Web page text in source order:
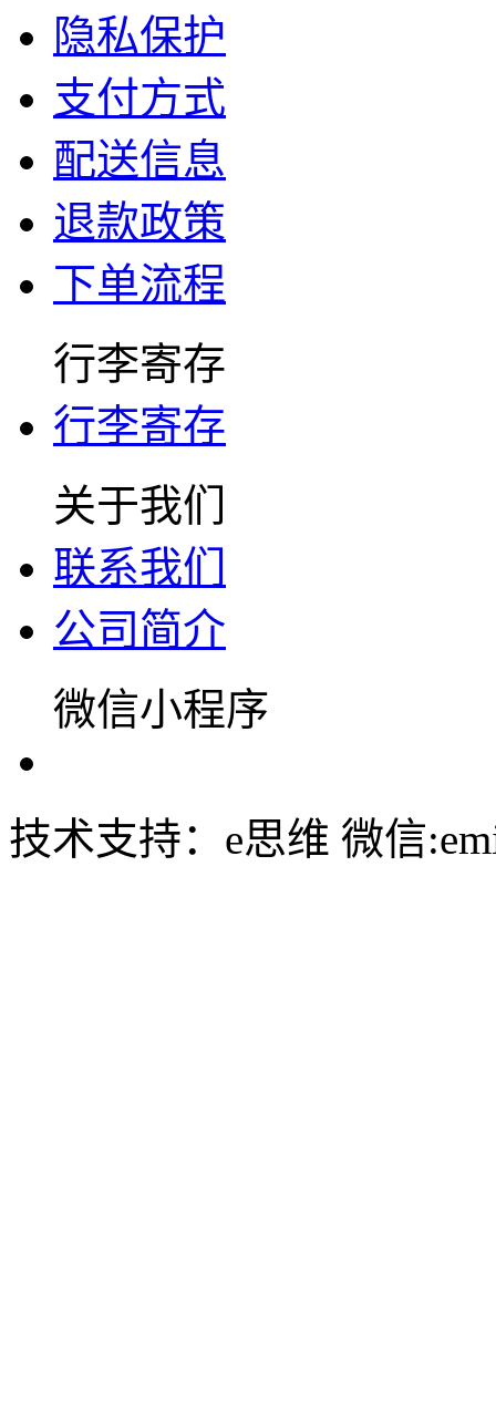
隐私保护
支付方式
配送信息
退款政策
下单流程
行李寄存
行李寄存
关于我们
联系我们
公司简介
微信小程序
技术支持：e思维 微信